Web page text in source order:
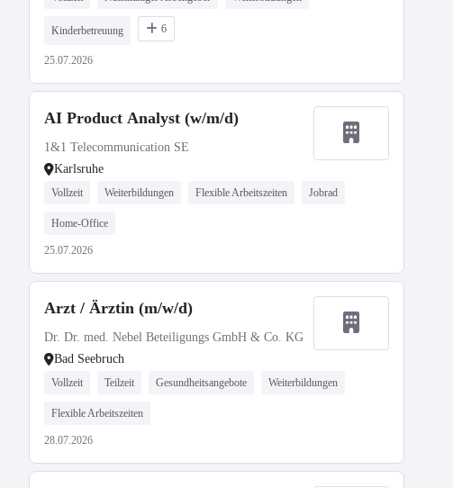
Kinderbetreuung 6
25.07.2026
AI Product Analyst (w/m/d)
1&1 Telecommunication SE
Karlsruhe
Vollzeit Weiterbildungen Flexible Arbeitszeiten Jobrad
Home-Office
25.07.2026
Arzt / Ärztin (m/w/d)
Dr. Dr. med. Nebel Beteiligungs GmbH & Co. KG
Bad Seebruch
Vollzeit Teilzeit Gesundheitsangebote Weiterbildungen
Flexible Arbeitszeiten
28.07.2026